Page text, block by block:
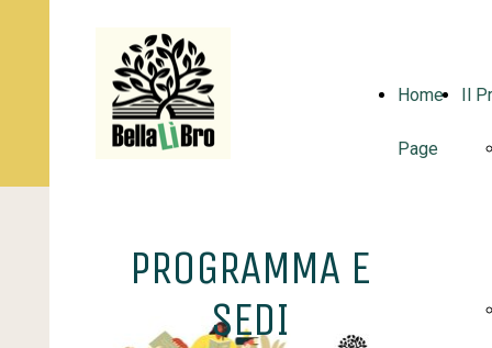
Home
Page
Il
PROGRAMMA E
SEDI